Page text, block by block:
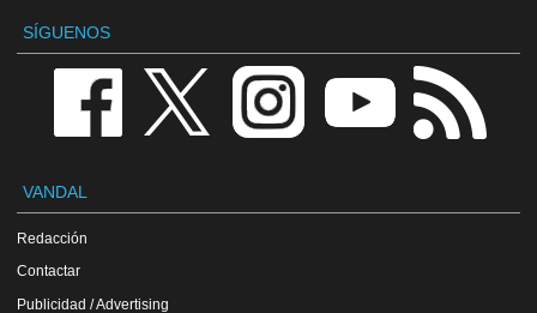
SÍGUENOS
VANDAL
Redacción
Contactar
Publicidad / Advertising